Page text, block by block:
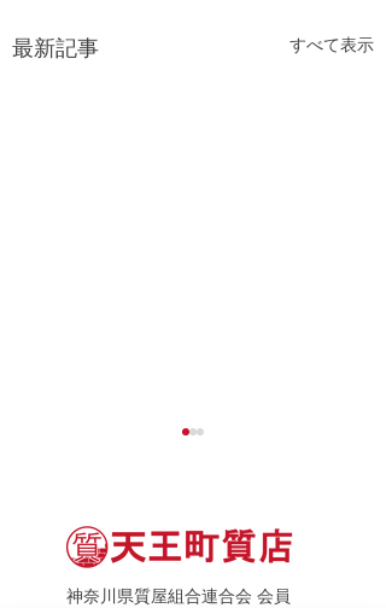
最新記事 すべて表示
神奈川県質屋組合連合会 会員